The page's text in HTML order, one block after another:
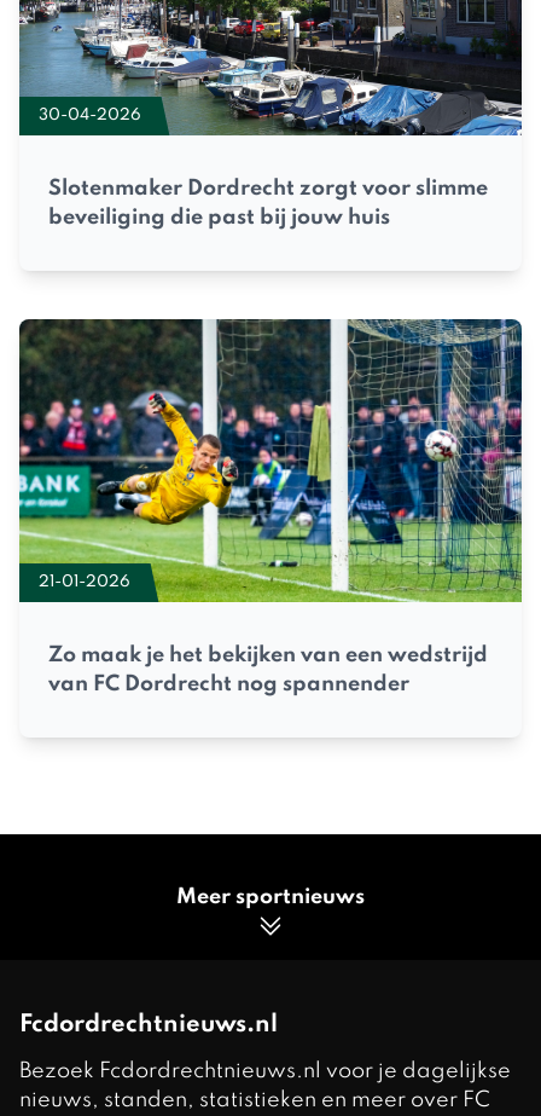
30-04-2026
Slotenmaker Dordrecht zorgt voor slimme
beveiliging die past bij jouw huis
21-01-2026
Zo maak je het bekijken van een wedstrijd
van FC Dordrecht nog spannender
Meer sportnieuws
Fcdordrechtnieuws.nl
Bezoek Fcdordrechtnieuws.nl voor je dagelijkse
nieuws, standen, statistieken en meer over FC